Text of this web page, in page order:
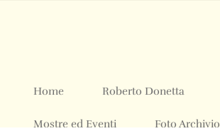
Home Roberto Donetta
Mostre ed Eventi Foto Archivio